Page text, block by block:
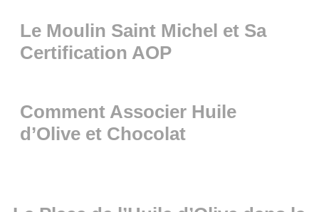
Le Moulin Saint Michel et Sa
Certification AOP
Comment Associer Huile
d’Olive et Chocolat